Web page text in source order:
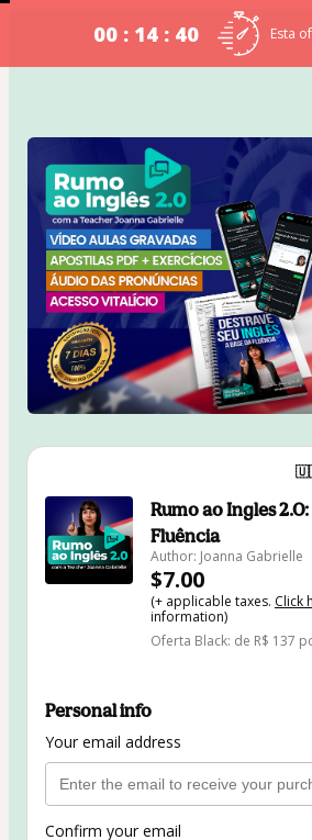
00 : 14 : 40 Esta
Rumo ao Ingles
Fluência
Author: Joanna Gabrielle
$7.00
(+ applicable taxes. Click
information)
Oferta Black: de R$ 137
Personal info
Your email address
Confirm your email